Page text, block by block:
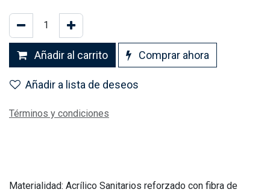
Añadir al carrito Comprar ahora
Añadir a lista de deseos
Términos y condiciones
Materialidad: Acrílico Sanitarios reforzado con fibra de